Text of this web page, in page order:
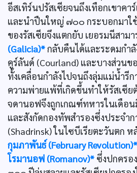
อีสเทิร์นปรัสเซียจนถึงเทือกเขาคา
และนำปืนใหญ่ ๗๐๐ กระบอกมาใ
ของรัสเซียจึงแตกยับ เยอรมนีสาม
(Galicia)*กลับคืนได้และระดมกำ
คูร์ลันด์ (Courland) และบางส่วนข
ทั้งเคลื่อนกำลังไปจนถึงลุ่มแม่น้ำรีก
ความพ่ายแพ้ที่เกิดขึ้นทำให้รัสเซีย
จดานอฟจึงถูกเกณฑ์ทหารในเดือ
และสังกัดกองทัพสำรองซึ่งประจำ
(Shadrinsk) ในไซบีเรียตะวันตก ห
กุมภาพันธ์ (February Revolution)*
โรมานอฟ (Romanov)* ซึ่งปกครอ